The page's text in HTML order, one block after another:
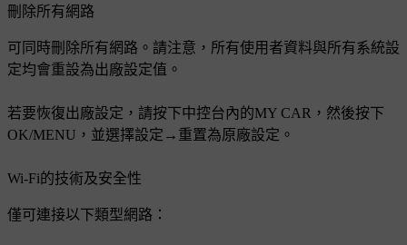
刪除所有網路
可同時刪除所有網路。請注意，所有使用者資料與所有系統設
定均會重設為出廠設定值。
若要恢復出廠設定，請按下中控台內的MY CAR ，然後按下
OK/MENU ，並選擇設定 → 重置為原廠設定 。
Wi-Fi的技術及安全性
僅可連接以下類型網路：